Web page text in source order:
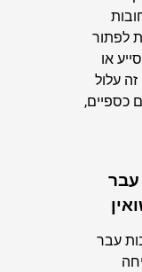
לפתור
או
עלול
כספיים,
עבר
עבר